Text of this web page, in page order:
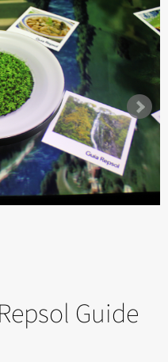
Guide